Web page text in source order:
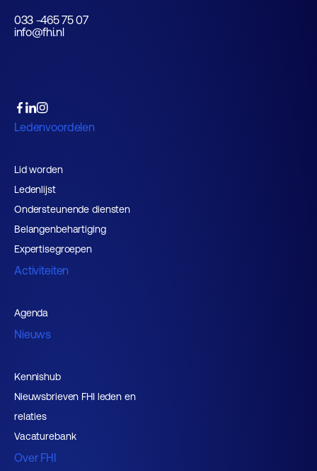
033 -465 75 07
info@fhi.nl
Ledenvoordelen
Lid worden
Ledenlijst
Ondersteunende diensten
Belangenbehartiging
Expertisegroepen
Activiteiten
Agenda
Nieuws
Kennishub
Nieuwsbrieven FHI leden en
relaties
Vacaturebank
Over FHI